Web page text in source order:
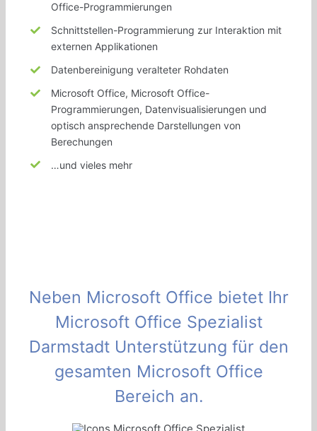
Office-Programmierungen
Schnittstellen-Programmierung zur Interaktion mit
externen Applikationen
Datenbereinigung veralteter Rohdaten
Microsoft Office, Microsoft Office-
Programmierungen, Datenvisualisierungen und
optisch ansprechende Darstellungen von
Berechungen
…und vieles mehr
Neben Microsoft Office bietet Ihr
Microsoft Office Spezialist
Darmstadt Unterstützung für den
gesamten Microsoft Office
Bereich an.